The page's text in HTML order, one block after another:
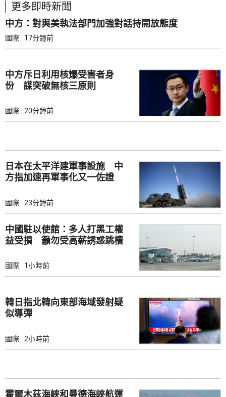
更多即時新聞
中方：對與美執法部門加強對話持開放態度
國際 17分鐘前
中方斥日利用核爆受害者身
份 謀突破無核三原則
國際 20分鐘前
日本在太平洋建軍事設施 中
方指加速再軍事化又一佐證
國際 23分鐘前
中國駐以使館：多人打黑工權
益受損 籲勿受高薪誘惑跳槽
國際 1小時前
韓日指北韓向東部海域發射疑
似導彈
國際 2小時前
霍爾木茲海峽和曼德海峽航運